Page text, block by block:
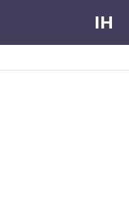
IH